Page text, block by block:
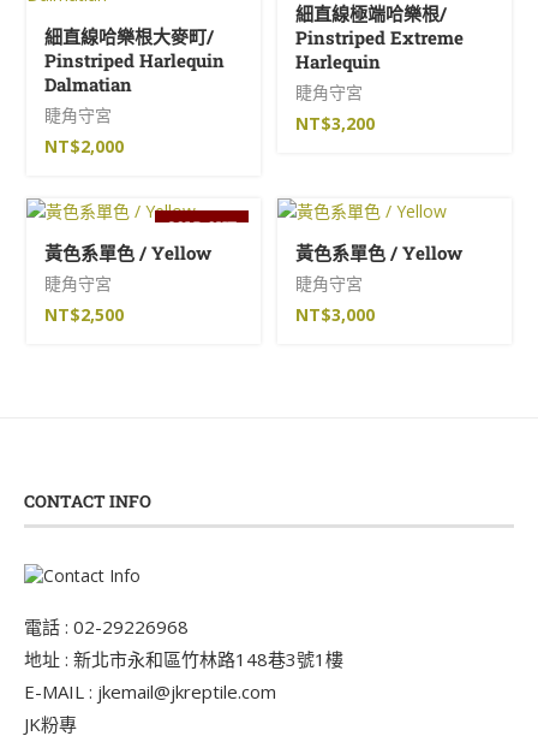
細直線哈樂根大麥町/
Pinstriped Harlequin
Dalmatian
睫角守宮
NT$2,000
細直線極端哈樂根/
Pinstriped Extreme
Harlequin
睫角守宮
NT$3,200
SOLD OUT
黃色系單色 / Yellow
睫角守宮
NT$2,500
黃色系單色 / Yellow
睫角守宮
NT$3,000
CONTACT INFO
電話 : 02-29226968
地址 : 新北市永和區竹林路148巷3號1樓
E-MAIL : jkemail@jkreptile.com
JK粉專